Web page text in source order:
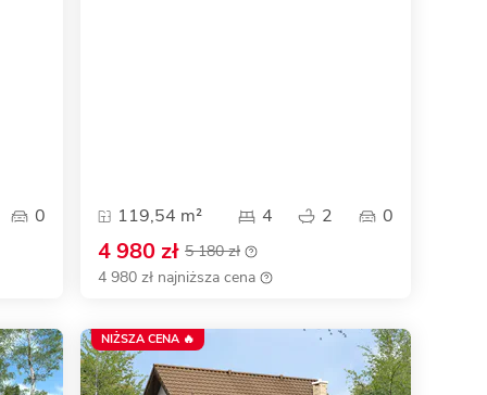
0 119,54 m² 4 2 0
4 980 zł 5 180 zł
4 980 zł najniższa cena
NIŻSZA CENA 🔥